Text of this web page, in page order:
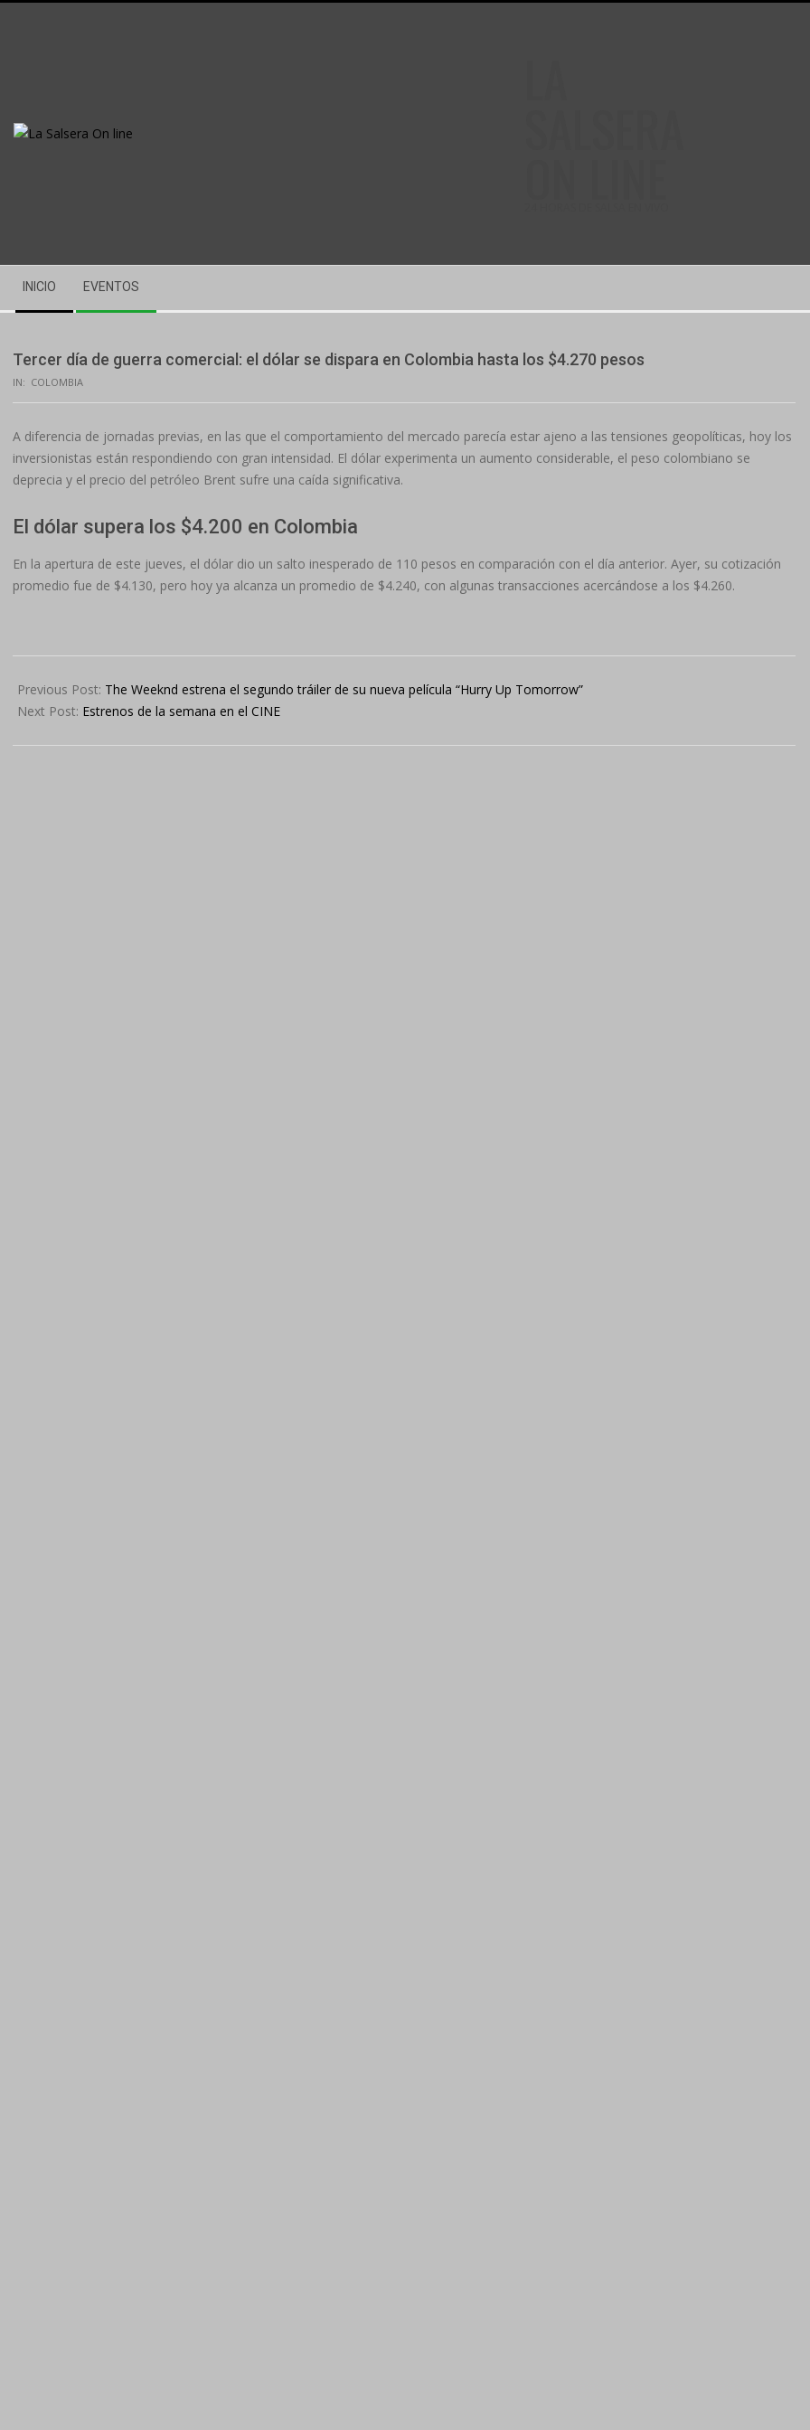
Navigation
Menu
INICIO EVENTOS
Tercer día de guerra comercial: el dólar se dispara en Colombia hasta los $4.270 pesos
IN: COLOMBIA
A diferencia de jornadas previas, en las que el comportamiento del mercado parecía estar ajeno a las tensiones geopolíticas, hoy los
inversionistas están respondiendo con gran intensidad. El dólar experimenta un aumento considerable, el peso colombiano se
deprecia y el precio del petróleo Brent sufre una caída significativa.
El dólar supera los $4.200 en Colombia
En la apertura de este jueves, el dólar dio un salto inesperado de 110 pesos en comparación con el día anterior. Ayer, su cotización
promedio fue de $4.130, pero hoy ya alcanza un promedio de $4.240, con algunas transacciones acercándose a los $4.260.
04-
04
Previous Post: The Weeknd estrena el segundo tráiler de su nueva película “Hurry Up Tomorrow”
Next Post: Estrenos de la semana en el CINE